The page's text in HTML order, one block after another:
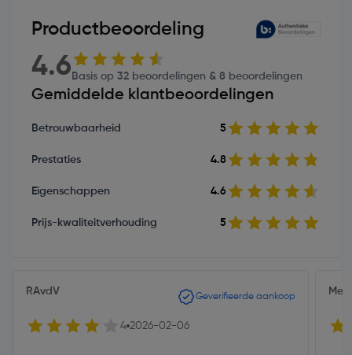
Productbeoordeling
4.6 Basis op 32 beoordelingen & 8 beoordelingen
Gemiddelde klantbeoordelingen
Betrouwbaarheid 5
Prestaties 4.8
Eigenschappen 4.6
Prijs-kwaliteitverhouding 5
RAvdV Geverifieerde aankoop
4 2026-02-06